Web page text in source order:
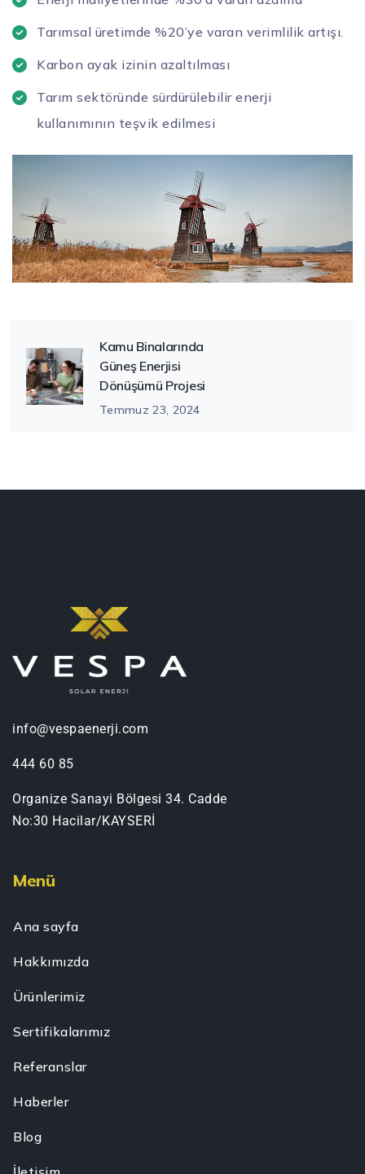
Tarımsal üretimde %20’ye varan verimlilik artışı.
Karbon ayak izinin azaltılması
Tarım sektöründe sürdürülebilir enerji
kullanımının teşvik edilmesi
Kamu Binalarında
Güneş Enerjisi
Dönüşümü Projesi
Temmuz 23, 2024
info@vespaenerji.com
444 60 85
Organize Sanayi Bölgesi 34. Cadde
No:30 Hacilar/KAYSERİ
Menü
Ana sayfa
Hakkımızda
Ürünlerimiz
Sertifikalarımız
Referanslar
Haberler
Blog